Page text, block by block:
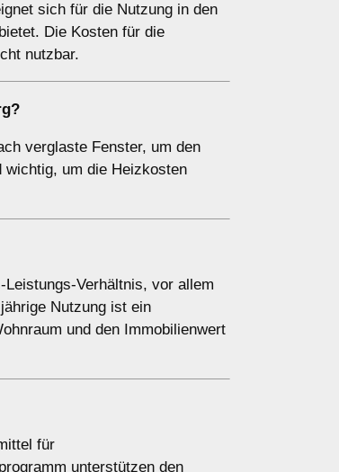
sich für die Nutzung in den
Die Kosten für die
nutzbar.
verglaste Fenster, um den
wichtig, um die Heizkosten
Verhältnis, vor allem
Nutzung ist ein
und den Immobilienwert
für
unterstützen den